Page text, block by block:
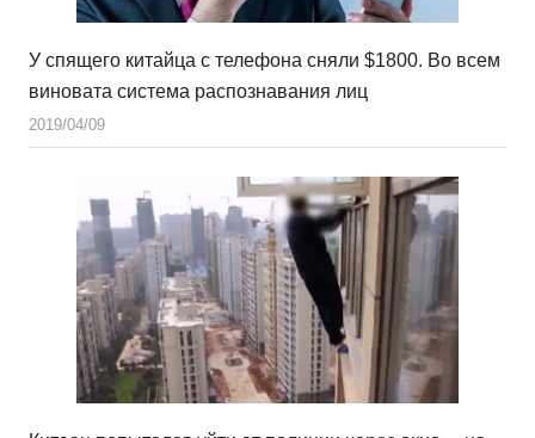
У спящего китайца с телефона сняли $1800. Во всем
виновата система распознавания лиц
2019/04/09